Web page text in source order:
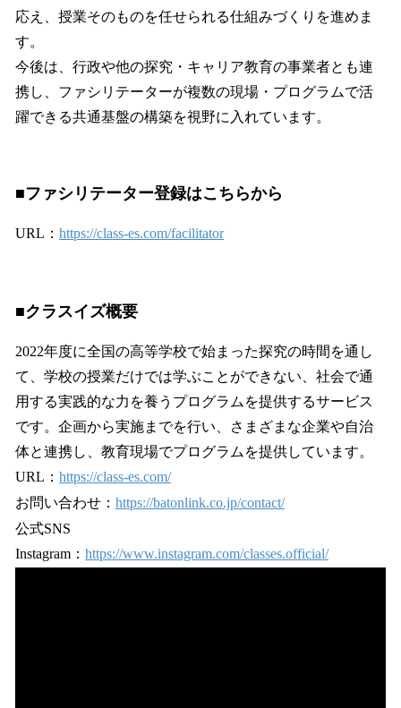
応え、授業そのものを任せられる仕組みづくりを進めま
す。
今後は、行政や他の探究・キャリア教育の事業者とも連
携し、ファシリテーターが複数の現場・プログラムで活
躍できる共通基盤の構築を視野に入れています。
■ファシリテーター登録はこちらから
URL： https://class-es.com/facilitator
■クラスイズ概要
2022年度に全国の高等学校で始まった探究の時間を通し
て、学校の授業だけでは学ぶことができない、社会で通
用する実践的な力を養うプログラムを提供するサービス
です。企画から実施までを行い、さまざまな企業や自治
体と連携し、教育現場でプログラムを提供しています。
URL： https://class-es.com/
お問い合わせ： https://batonlink.co.jp/contact/
公式SNS
Instagram： https://www.instagram.com/classes.official/